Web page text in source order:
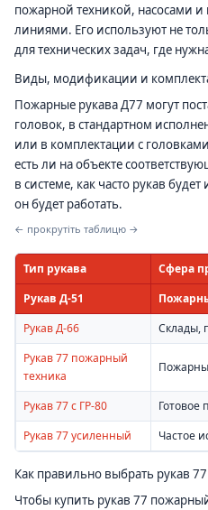
пожарной техникой, насосами
линиями. Его используют не
для технических задач, где
Виды, модификации и
Пожарные рукава Д77 могут
головок, в стандартном
или в комплектации с
есть ли на объекте
в системе, как часто рукав
он будет работать.
← прокрутіть таблицю →
Тип рукава
Сфера
Рукав Д-51
Рукав Д-66
Склады,
Рукав 77 пожарный
техника
Рукав 77 с ГР-80
Готовое
Рукав 77 усиленный
Частое
Как правильно выбрать рукав
Чтобы купить рукав 77